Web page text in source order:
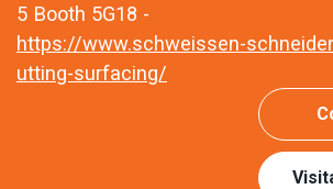
5 Booth 5G18 -
https://www.schweissen-
utting-surfacing/